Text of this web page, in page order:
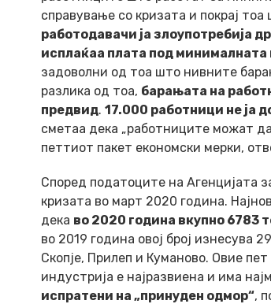
справување со кризата и покрај
работодавачи ја злоупотребија
исплаќаа плата под
задоволни од тоа што нивните
разлика од тоа, барањата на
предвид. 17.000 работници не ја
сметаа дека „работниците можат
петтиот пакет економски мерки,
Според податоците на Агенцијата
кризата во март 2020 година.
дека во 2020 година вкупно 6783
во 2019 година овој број изнесува
Скопје, Прилеп и Куманово. Овие
индустрија е најразвиена и има
испратени на „принуден одмор“,